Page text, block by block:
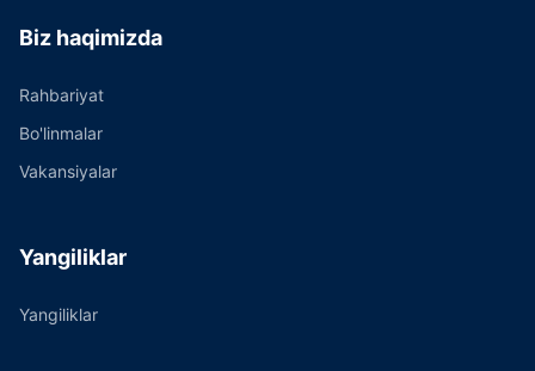
Biz haqimizda
Rahbariyat
Bo'linmalar
Vakansiyalar
Yangiliklar
Yangiliklar